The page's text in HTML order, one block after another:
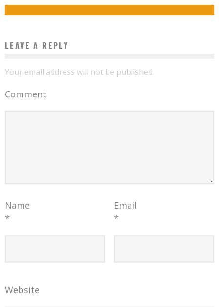
LEAVE A REPLY
Your email address will not be published.
Comment
Name
*
Email
*
Website